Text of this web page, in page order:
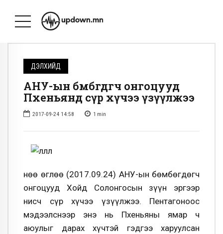
ДЭЛХИЙД
АНУ-ын бөмбөгдөгч онгоцууд
Пхеньянд сүр хүчээ үзүүлжээ
2017-09-24 14:58 1 min
Өнөө өглөө (2017.09.24) АНУ-ын бөмбөгдөгч
онгоцууд Хойд Солонгосын зүүн эргээр
нисч сүр хүчээ үзүүлжээ. Пентагоноос
мэдээлснээр энэ нь Пхеньяны ямар ч
аюулыг дарах хүчтэй гэдгээ харуулсан